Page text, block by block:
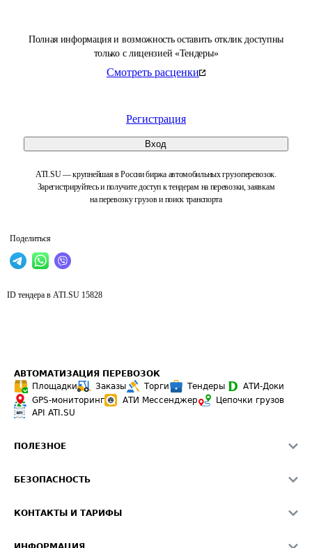
Полная информация и возможность оставить отклик доступны
только с лицензией «Тендеры»
Смотреть расценки
Регистрация
Вход
ATI.SU — крупнейшая в России биржа автомобильных грузоперевозок.
Зарегистрируйтесь и получите доступ к тендерам на перевозки, заявкам
на перевозку грузов и поиск транспорта
Поделиться
ID тендера в ATI.SU 15828
АВТОМАТИЗАЦИЯ ПЕРЕВОЗОК
Площадки
Заказы Торги Тендеры
АТИ-Доки
GPS-мониторинг
АТИ Мессенджер
Цепочки грузов
API ATI.SU
ПОЛЕЗНОЕ
Звезды ATI.SU на вашем сайте
БЕЗОПАСНОСТЬ
Светофор+
КОНТАКТЫ И ТАРИФЫ